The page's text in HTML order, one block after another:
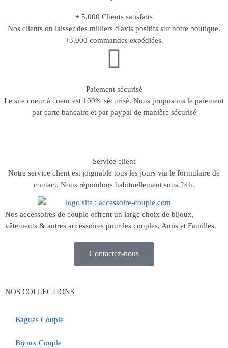
+ 5.000 Clients satisfaits
Nos clients on laisser des milliers d'avis positifs sur notre boutique.
+3.000 commandes expédiées.
Paiement sécurisé
Le site coeur à coeur est 100% sécurisé. Nous proposons le paiement
par carte bancaire et par paypal de manière sécurisé
Service client
Notre service client est joignable tous les jours via le formulaire de
contact. Nous répondons habituellement sous 24h.
Nos accessoires de couple offrent un large choix de bijoux,
vêtements & autres accessoires pour les couples, Amis et Familles.
Contactez-nous
NOS COLLECTIONS
Bagues Couple
Bijoux Couple